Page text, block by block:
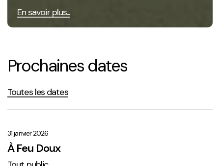
En savoir plus...
Prochaines dates
Toutes les dates
Doux
31 janvier 2026
À Feu Doux